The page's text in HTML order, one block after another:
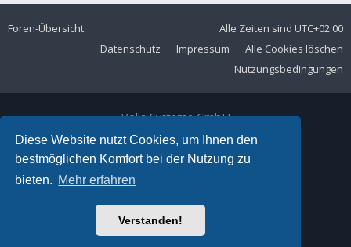
Diese Website nutzt Cookies, um Ihnen den
bestmöglichen Komfort bei der Nutzung zu
bieten. Mehr erfahren
Verstanden!
Foren-Übersicht Alle Zeiten sind UTC+02:00
Alle Cookies löschen
Impressum
Datenschutz
Nutzungsbedingungen
Volla Systeme GmbH
Kölner Straße 102
42897 Remscheid
Telefon:+49 2191 59897 61
E-Mail:
Ariki Theme by